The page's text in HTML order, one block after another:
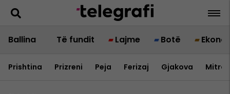
Ballina Të fundit Lajme Botë
Prishtina Prizreni Peja Ferizaj Gjakova